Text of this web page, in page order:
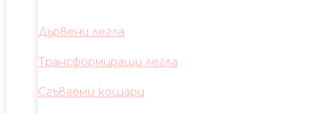
Дървени легла
Трансформиращи легла
Сгъваеми кошари